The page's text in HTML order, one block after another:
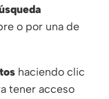
o por una de
haciendo clic
tener acceso